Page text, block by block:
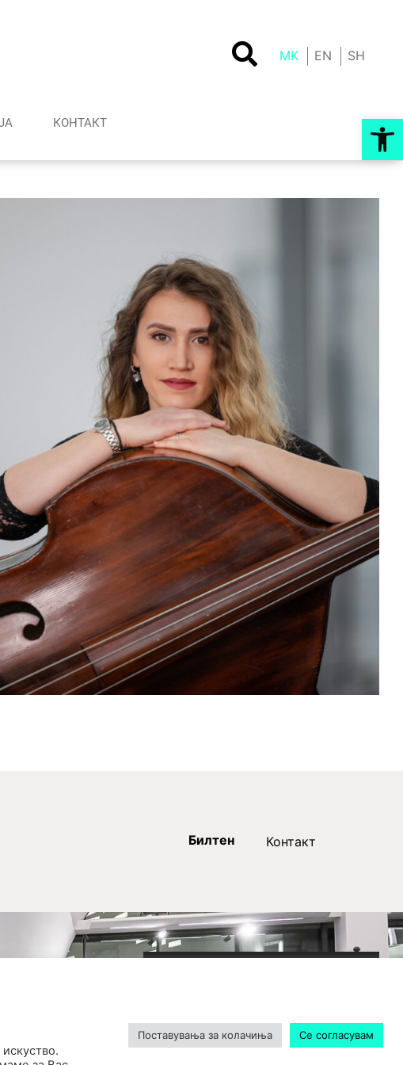
MK EN SH
КОНТАКТ
Билтен Контакт
00:00
Поставувања за колачиња Се согласувам